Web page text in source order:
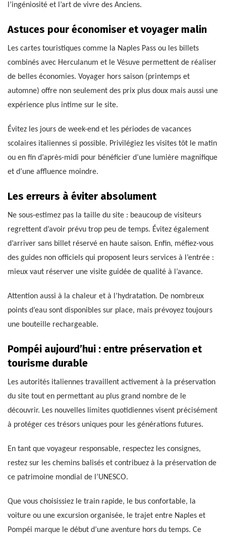
l’ingéniosité et l’art de vivre des Anciens.
Astuces pour économiser et voyager malin
Les cartes touristiques comme la Naples Pass ou les billets
combinés avec Herculanum et le Vésuve permettent de réaliser
de belles économies. Voyager hors saison (printemps et
automne) offre non seulement des prix plus doux mais aussi une
expérience plus intime sur le site.
Évitez les jours de week-end et les périodes de vacances
scolaires italiennes si possible. Privilégiez les visites tôt le matin
ou en fin d’après-midi pour bénéficier d’une lumière magnifique
et d’une affluence moindre.
Les erreurs à éviter absolument
Ne sous-estimez pas la taille du site : beaucoup de visiteurs
regrettent d’avoir prévu trop peu de temps. Évitez également
d’arriver sans billet réservé en haute saison. Enfin, méfiez-vous
des guides non officiels qui proposent leurs services à l’entrée :
mieux vaut réserver une visite guidée de qualité à l’avance.
Attention aussi à la chaleur et à l’hydratation. De nombreux
points d’eau sont disponibles sur place, mais prévoyez toujours
une bouteille rechargeable.
Pompéi aujourd’hui : entre préservation et
tourisme durable
Les autorités italiennes travaillent activement à la préservation
du site tout en permettant au plus grand nombre de le
découvrir. Les nouvelles limites quotidiennes visent précisément
à protéger ces trésors uniques pour les générations futures.
En tant que voyageur responsable, respectez les consignes,
restez sur les chemins balisés et contribuez à la préservation de
ce patrimoine mondial de l’UNESCO.
Que vous choisissiez le train rapide, le bus confortable, la
voiture ou une excursion organisée, le trajet entre Naples et
Pompéi marque le début d’une aventure hors du temps. Ce